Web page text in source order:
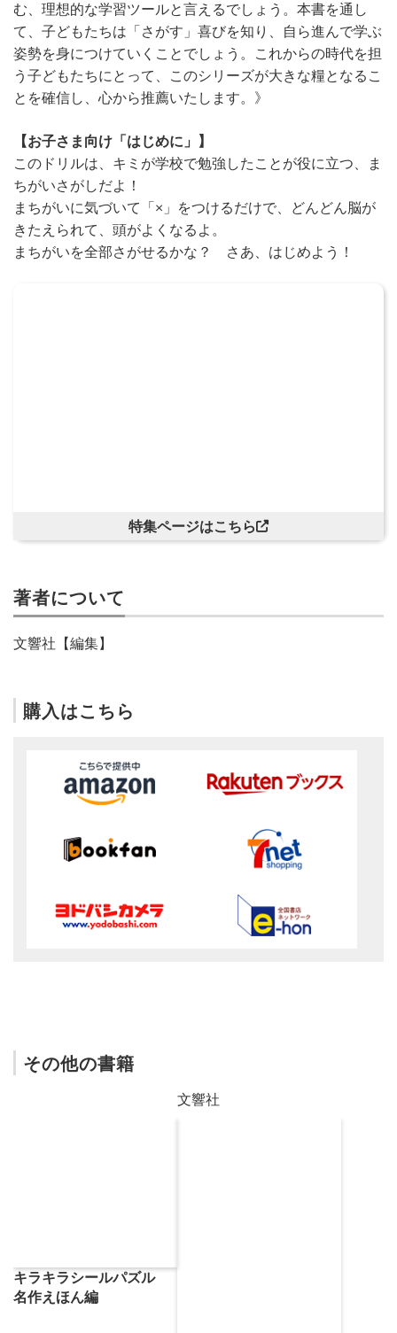
む、理想的な学習ツールと言えるでしょう。本書を通し
て、子どもたちは「さがす」喜びを知り、自ら進んで学ぶ
姿勢を身につけていくことでしょう。これからの時代を担
う子どもたちにとって、このシリーズが大きな糧となるこ
とを確信し、心から推薦いたします。》
【お子さま向け「はじめに」】
このドリルは、キミが学校で勉強したことが役に立つ、ま
ちがいさがしだよ！
まちがいに気づいて「×」をつけるだけで、どんどん脳が
きたえられて、頭がよくなるよ。
まちがいを全部さがせるかな？ さあ、はじめよう！
特集ページはこちら
著者について
文響社【編集】
購入はこちら
その他の書籍
文響社
キラキラシールパズル
名作えほん編